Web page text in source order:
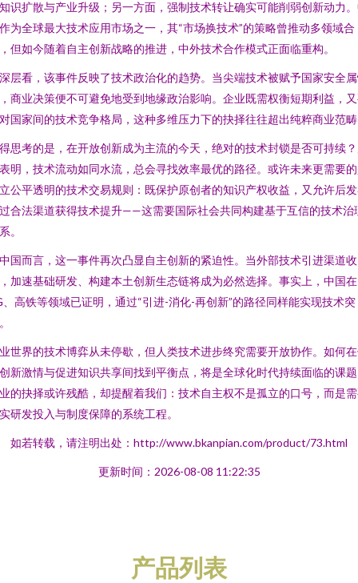
识扩散与产业升级；另一方面，强制技术转让确实可能削弱创新动力
为全球最大技术应用市场之一，其“市场换技术”的策略曾推动多领域合
但如今随着自主创新战略的推进，中外技术合作模式正面临重构。
层看，该事件反映了技术政治化的趋势。当尖端技术被赋予国家安全
商业决策便不可避免地受到地缘政治影响。企业既需权衡短期利益，
国家间的技术竞争格局，这种多维压力下的抉择往往超出纯粹商业范
思考的是，在开放创新成为主流的今天，绝对的技术封锁是否可持续
明，技术流动如同水流，总会寻找效率最优的路径。或许未来更需要
公平透明的技术交易规则：既保护原创者的知识产权收益，又允许后
合法渠道获得技术提升——这需要国际社会共同构建基于互信的技术治
。
国而言，这一事件再次凸显自主创新的紧迫性。当外部技术引进渠道
加速基础研发、构建本土创新生态链将成为必然选择。事实上，中国在
、高铁等领域已证明，通过“引进-消化-再创新”的路径同样能实现技术突
世界的技术博弈从未停歇，但人类技术进步终究需要开放协作。如何
新激情与促进知识共享间找到平衡点，将是全球化时代持续面临的课
的抉择或许残酷，却提醒着我们：技术自主权不是孤立的口号，而是
研发投入与制度保障的系统工程。
如若转载，请注明出处：http://www.bkanpian.com/product/73.html
更新时间：2026-08-08 11:22:35
产品列表